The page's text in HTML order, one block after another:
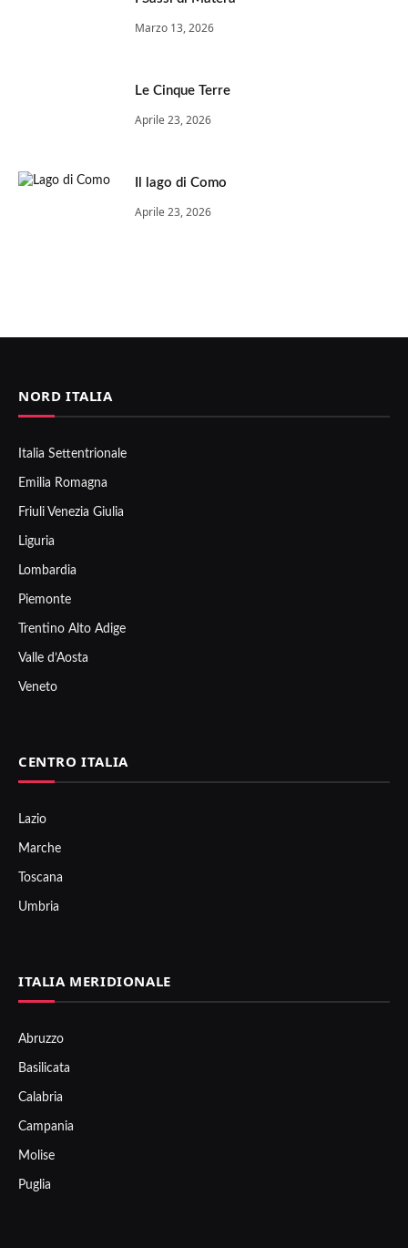
Marzo 13, 2026
Le Cinque Terre
Aprile 23, 2026
Il lago di Como
Aprile 23, 2026
NORD ITALIA
Italia Settentrionale
Emilia Romagna
Friuli Venezia Giulia
Liguria
Lombardia
Piemonte
Trentino Alto Adige
Valle d’Aosta
Veneto
CENTRO ITALIA
Lazio
Marche
Toscana
Umbria
ITALIA MERIDIONALE
Abruzzo
Basilicata
Calabria
Campania
Molise
Puglia